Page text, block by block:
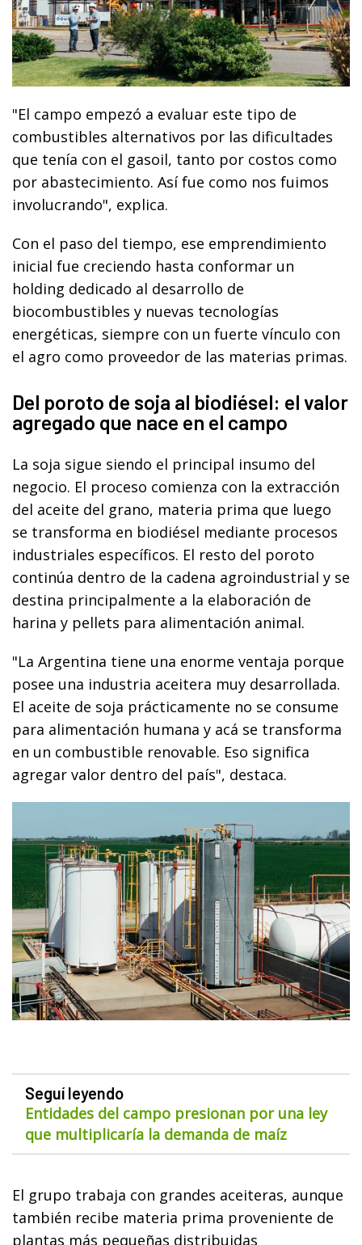
"El campo empezó a evaluar este tipo de
combustibles alternativos por las dificultades
que tenía con el gasoil, tanto por costos como
por abastecimiento. Así fue como nos fuimos
involucrando", explica.
Con el paso del tiempo, ese emprendimiento
inicial fue creciendo hasta conformar un
holding dedicado al desarrollo de
biocombustibles y nuevas tecnologías
energéticas, siempre con un fuerte vínculo con
el agro como proveedor de las materias primas.
Del poroto de soja al biodiésel: el valor
agregado que nace en el campo
La soja sigue siendo el principal insumo del
negocio. El proceso comienza con la extracción
del aceite del grano, materia prima que luego
se transforma en biodiésel mediante procesos
industriales específicos. El resto del poroto
continúa dentro de la cadena agroindustrial y se
destina principalmente a la elaboración de
harina y pellets para alimentación animal.
"La Argentina tiene una enorme ventaja porque
posee una industria aceitera muy desarrollada.
El aceite de soja prácticamente no se consume
para alimentación humana y acá se transforma
en un combustible renovable. Eso significa
agregar valor dentro del país", destaca.
Seguí leyendo
Entidades del campo presionan por una ley
que multiplicaría la demanda de maíz
El grupo trabaja con grandes aceiteras, aunque
también recibe materia prima proveniente de
plantas más pequeñas distribuidas